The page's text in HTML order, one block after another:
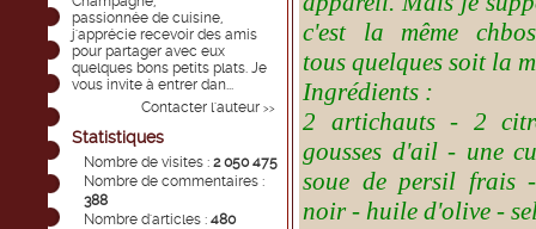
passionnée de cuisine,
j'apprécie recevoir des amis
pour partager avec eux
quelques bons petits plats. Je
vous invite à entrer dan...
Contacter l'auteur >>
Statistiques
Nombre de visites : 2 050 475
Nombre de commentaires :
388
Nombre d'articles : 480
c'est la même
tous quelques soit la
Ingrédients :
2 artichauts - 2
gousses d'ail - une
soue de persil frais
noir - huile d'olive -